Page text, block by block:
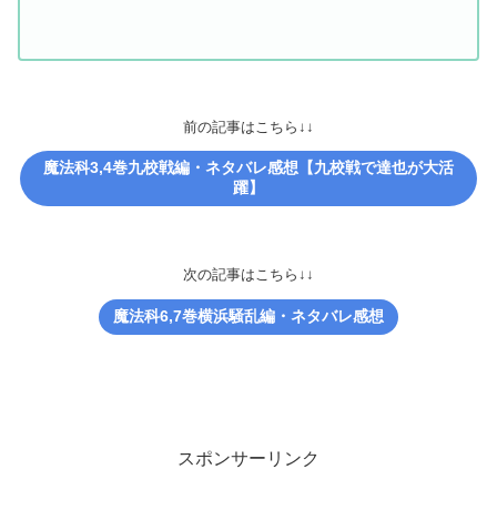
前の記事はこちら↓↓
魔法科3,4巻九校戦編・ネタバレ感想【九校戦で達也が大活
躍】
次の記事はこちら↓↓
魔法科6,7巻横浜騒乱編・ネタバレ感想
スポンサーリンク